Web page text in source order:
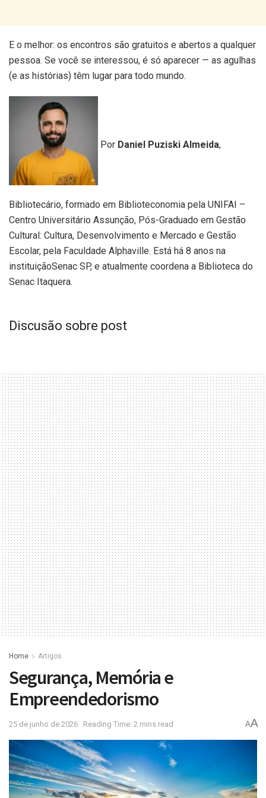
E o melhor: os encontros são gratuitos e abertos a qualquer
pessoa. Se você se interessou, é só aparecer — as agulhas
(e as histórias) têm lugar para todo mundo.
Por Daniel Puziski Almeida,
Bibliotecário, formado em Biblioteconomia pela UNIFAI –
Centro Universitário Assunção, Pós-Graduado em Gestão
Cultural: Cultura, Desenvolvimento e Mercado e Gestão
Escolar, pela Faculdade Alphaville. Está há 8 anos na
instituiçãoSenac SP, e atualmente coordena a Biblioteca do
Senac Itaquera.
Discusão sobre post
Home Artigos
Segurança, Memória e
Empreendedorismo
25 de junho de 2026 Reading Time: 2 mins read AA